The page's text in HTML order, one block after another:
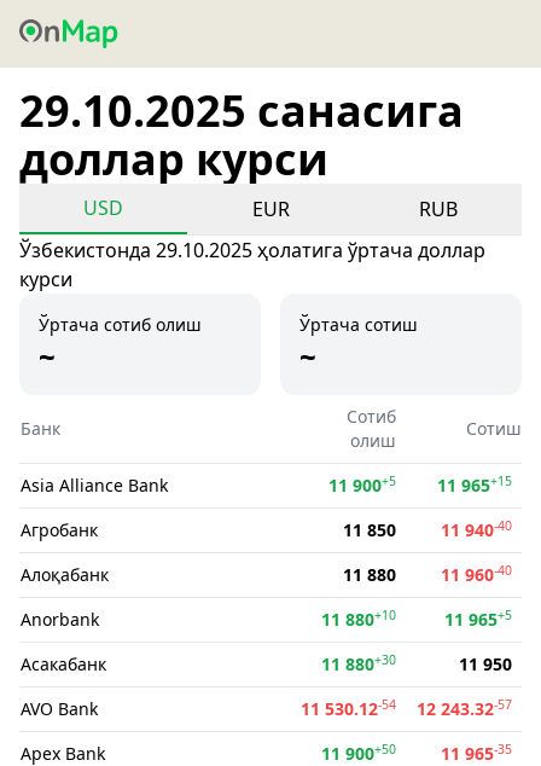
29.10.2025 санасига
доллар курси
USD EUR
RUB
Ўзбекистонда 29.10.2025 ҳолатига ўртача доллар
курси
Ўртача сотиб олиш
~
Ўртача сотиш
~
Банк
Сотиб
олиш
Сотиш
Asia Alliance Bank 11 900+5 11 965+15
Агробанк 11 850 11 940-40
Алоқабанк 11 880 11 960-40
Anorbank 11 880+10 11 965+5
Асакабанк 11 880+30
11 950
AVO Bank
11 530.12-54 12 243.32-57
Apex Bank 11 900+50 11 965-35